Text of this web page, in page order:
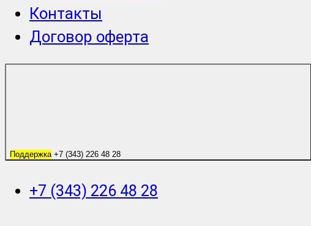
Контакты
Договор оферта
Поддержка+7 (343) 226 48 28
+7 (343) 226 48 28